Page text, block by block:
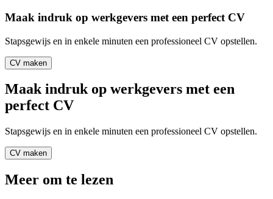
Maak indruk op werkgevers met een perfect CV
Stapsgewijs en in enkele minuten een professioneel CV opstellen.
CV maken
Maak indruk op werkgevers met een
perfect CV
Stapsgewijs en in enkele minuten een professioneel CV opstellen.
CV maken
Meer om te lezen